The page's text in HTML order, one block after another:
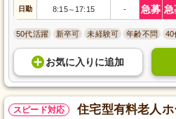
日勤 8:15～ 17:15 - 急募 急
50代活躍 新卒可 未経験可 年齢不問 40
お気に入り に追加
スピード対応
住宅型有料老人